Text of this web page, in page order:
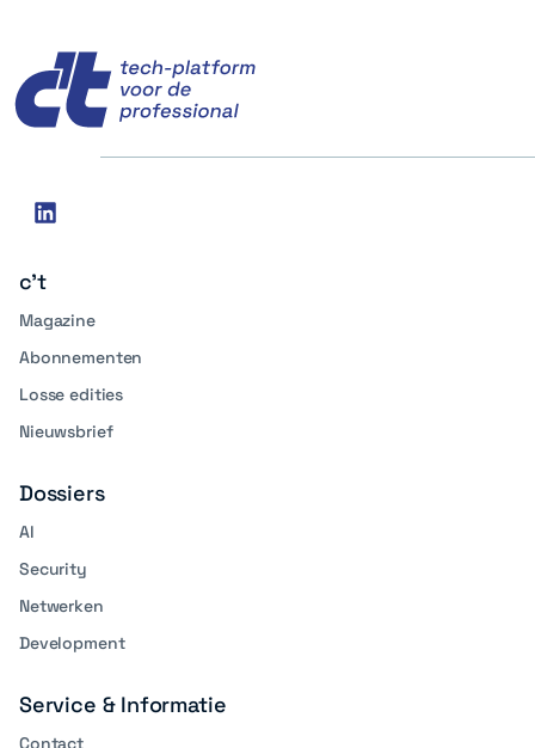
Social
linkedin
c't
Magazine
Abonnementen
Losse edities
Nieuwsbrief
Dossiers
AI
Security
Netwerken
Development
Service & Informatie
Contact